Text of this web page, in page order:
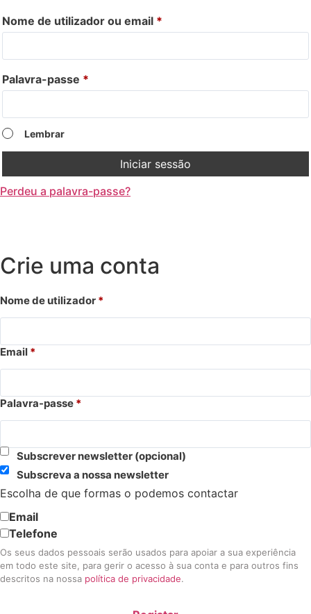
Nome de utilizador ou email *
Palavra-passe *
Lembrar
Iniciar sessão
Perdeu a palavra-passe?
Crie uma conta
Nome de utilizador *
Email *
Palavra-passe *
Subscrever newsletter (opcional)
Subscreva a nossa newsletter
Escolha de que formas o podemos contactar
Email
Telefone
Os seus dados pessoais serão usados para apoiar a sua experiência
em todo este site, para gerir o acesso à sua conta e para outros fins
descritos na nossa política de privacidade.